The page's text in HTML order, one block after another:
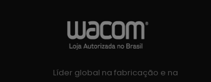
Líder global na fabricação e na